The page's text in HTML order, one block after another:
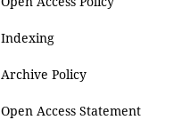
Indexing
Archive Policy
Open Access Statement